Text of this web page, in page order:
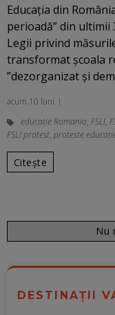
Educația din
perioadă” din ultimii
Legii privind
transformat școala
”dezorganizat și
acum 10 luni
educatie Romania, FSLI,
FSLI protest, proteste
Citește
Nu
DESTINAȚII